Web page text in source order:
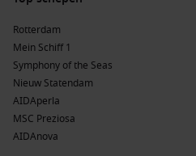
Rotterdam
Mein Schiff 1
Symphony of the Seas
Nieuw Statendam
AIDAperla
MSC Preziosa
AIDAnova